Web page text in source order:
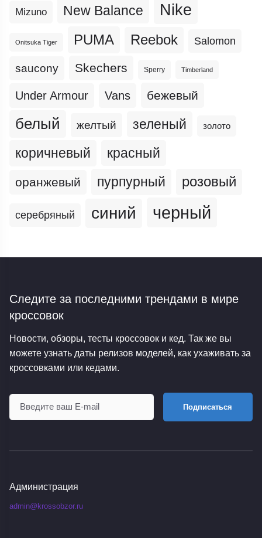
Mizuno New Balance Nike
Onitsuka Tiger PUMA Reebok Salomon
saucony Skechers Sperry Timberland
Under Armour Vans бежевый
белый желтый зеленый золото
коричневый красный
оранжевый пурпурный розовый
серебряный синий черный
Следите за последними трендами в мире
кроссовок
Новости, обзоры, тесты кроссовок и кед. Так же вы
можете узнать даты релизов моделей, как ухаживать за
кроссовками или кедами.
Подписаться
Администрация
admin@krossobzor.ru